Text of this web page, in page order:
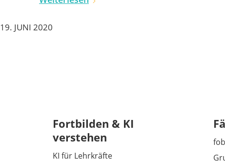
19. JUNI 2020
Fortbilden & KI
verstehen
KI für Lehrkräfte